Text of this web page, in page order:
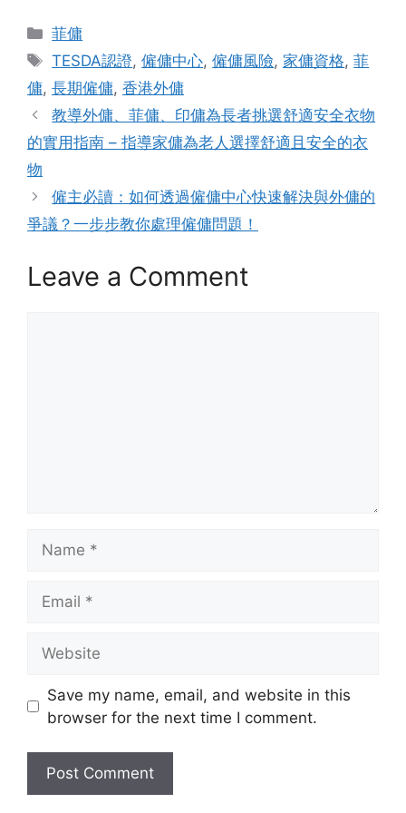
Categories
菲傭
Tags
TESDA認證,僱傭中心,僱傭風險, 家傭資格,菲
傭, 長期僱傭, 香港外傭
教導外傭、菲傭、印傭為長者挑選舒適安全衣物
的實用指南 – 指導家傭為老人選擇舒適且安全的衣
物
僱主必讀：如何透過僱傭中心快速解決與外傭的
爭議？一步步教你處理僱傭問題！
Leave a Comment
Save my name, email, and website in this
browser for the next time I comment.